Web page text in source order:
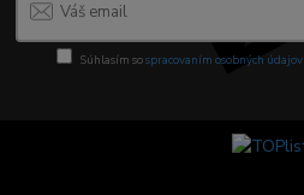
Súhlasím sospracovaním osobných údajov